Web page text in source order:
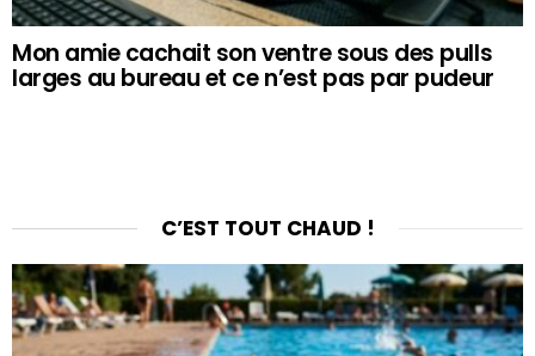
Mon amie cachait son ventre sous des pulls
larges au bureau et ce n’est pas par pudeur
C’EST TOUT CHAUD !